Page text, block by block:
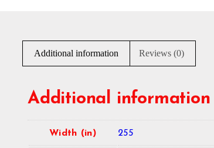
Additional information Reviews (0)
Additional information
Width (in) 255